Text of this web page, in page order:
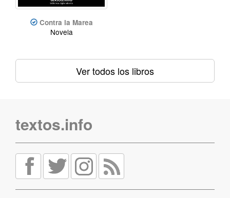
Contra la Marea
Novela
Ver todos los libros
textos.info